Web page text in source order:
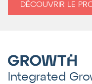
DÉCOUVRIR LE
Integrated